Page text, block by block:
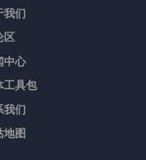
我们
区
中心
工具包
我们
地图